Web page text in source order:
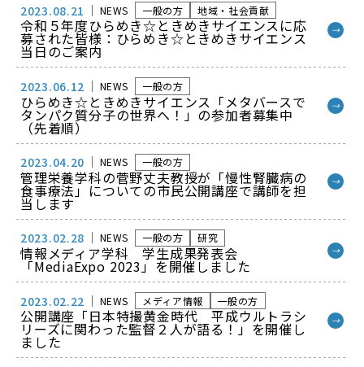
2023.08.21 NEWS 一般の方 地域・社会貢献
令和５年度ひらめき☆ときめきサイエンスに応
募された皆様：ひらめき☆ときめきサイエンス
当日のご案内
→
2023.06.12 NEWS 一般の方
ひらめき☆ときめきサイエンス「メタバースで
タンパク質分子の世界へ！」の参加者募集中
（先着順）
→
2023.04.20 NEWS 一般の方
管理栄養学科の菅野丈夫教授が「慢性腎臓病の
食事療法」についての市民公開講座で講師を担
当します
→
2023.02.28 NEWS 一般の方 研究
情報メディア学科 学生成果発表会
「MediaExpo 2023」を開催しました
→
2023.02.22 NEWS メディア情報 一般の方
公開講座「日本特撮黄金時代 平成ウルトラシ
リーズに関わった監督２人が語る！」を開催し
ました
→